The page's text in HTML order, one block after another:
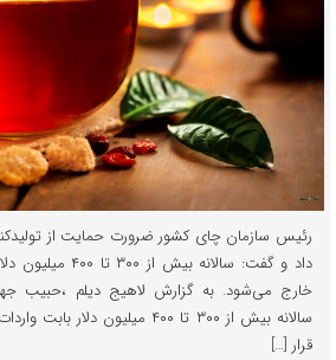
رئیس سازمان چای کشور ضرورت حمایت از
داد و گفت: سالانه
خارج می‌شود. به گزارش لاهیج دیلم ،حبیب
سالانه بیش از ۳۰۰ تا ۴۰۰ میلیون
قرار […]